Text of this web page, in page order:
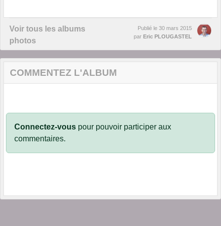
Voir tous les albums
photos
Publié le 30 mars 2015
par Eric PLOUGASTEL
COMMENTEZ L'ALBUM
Connectez-vous pour pouvoir participer aux
commentaires.